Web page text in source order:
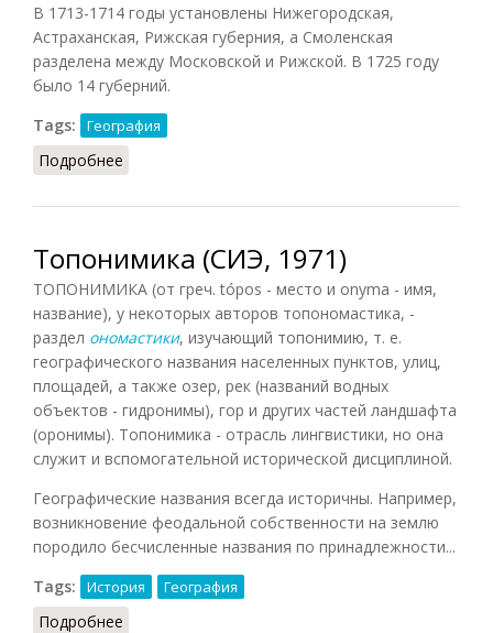
В 1713-1714 годы установлены Нижегородская,
Астраханская, Рижская губерния, а Смоленская
разделена между Московской и Рижской. В 1725 году
было 14 губерний.
Tags:
География
Подробнее
Топонимика (СИЭ, 1971)
ТОПОНИМИКА (от греч. tópos - место и onyma - имя,
название), у некоторых авторов топономастика, -
раздел ономастики, изучающий топонимию, т. е.
географического названия населенных пунктов, улиц,
площадей, а также озер, рек (названий водных
объектов - гидронимы), гор и других частей ландшафта
(оронимы). Топонимика - отрасль лингвистики, но она
служит и вспомогательной исторической дисциплиной.
Географические названия всегда историчны. Например,
возникновение феодальной собственности на землю
породило бесчисленные названия по принадлежности...
Tags:
История География
Подробнее